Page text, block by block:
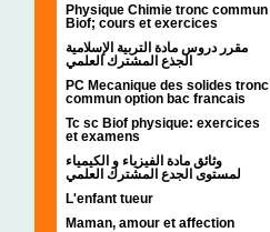
Physique Chimie tronc commun
Biof; cours et exercices
مقرر دروس مادة التربية الإسلامية
الجذع المشترك العلمي
PC Mecanique des solides tronc
commun option bac francais
Tc sc Biof physique: exercices
et examens
وثائق مادة الفيزياء و الكيمياء
L'enfant tueur
Maman, amour et affection